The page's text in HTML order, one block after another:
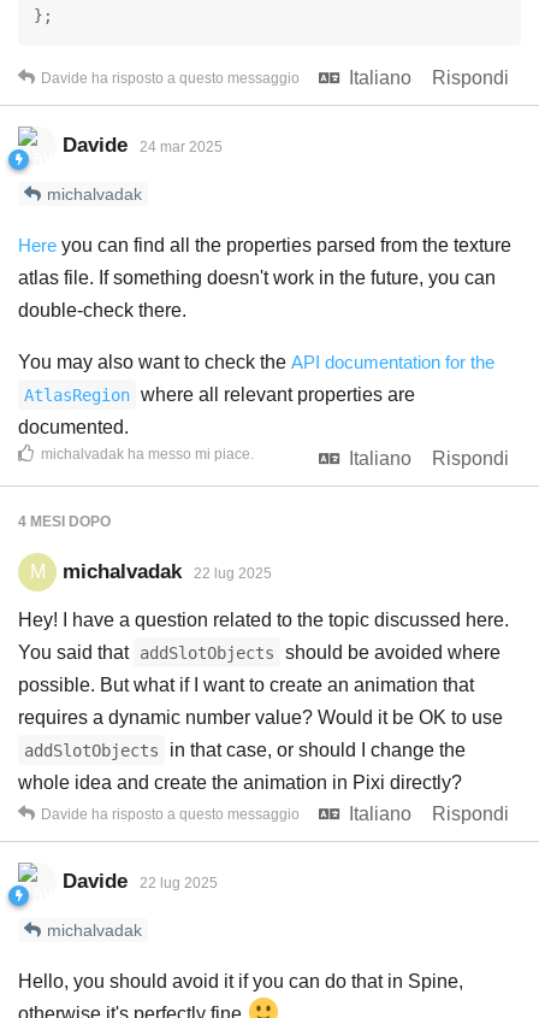
};
Italiano Rispondi
Davide ha risposto a questo messaggio
Davide 24 mar 2025
michalvadak
Here you can find all the properties parsed from the texture
atlas file. If something doesn't work in the future, you can
double-check there.
You may also want to check the API documentation for the
AtlasRegion where all relevant properties are
documented.
Italiano
Rispondi
michalvadak ha messo mi piace.
4 MESI DOPO
M michalvadak 22 lug 2025
Hey! I have a question related to the topic discussed here.
You said that addSlotObjects
should be avoided where
possible. But what if I want to create an animation that
requires a dynamic number value? Would it be OK to use
addSlotObjects
in that case, or should I change the
whole idea and create the animation in Pixi directly?
Italiano
Rispondi
Davide ha risposto a questo messaggio
Davide 22 lug 2025
michalvadak
Hello, you should avoid it if you can do that in Spine,